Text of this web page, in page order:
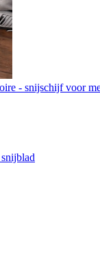
- snijschijf voor